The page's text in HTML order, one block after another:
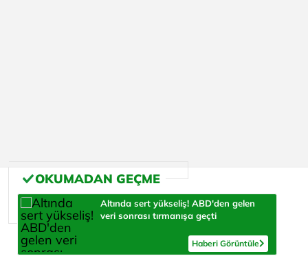
Altında sert yükseliş! ABD'den gelen
veri sonrası tırmanışa geçti
Haberi Görüntüle